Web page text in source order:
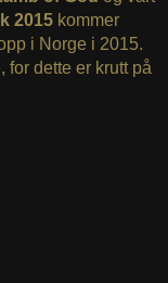
2015 kommer
i Norge i 2015.
dette er krutt på